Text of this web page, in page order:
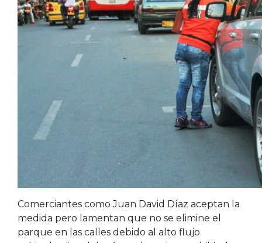
Comerciantes como Juan David Díaz aceptan la
medida pero lamentan que no se elimine el
parque en las calles debido al alto flujo